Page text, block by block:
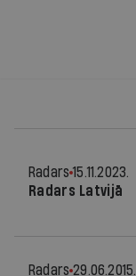
Radars 15.11.2023.
Radars Latvijā
Radars 29.06.2015.